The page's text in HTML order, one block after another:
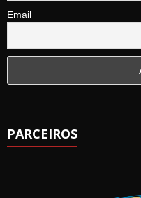
Email
PARCEIROS